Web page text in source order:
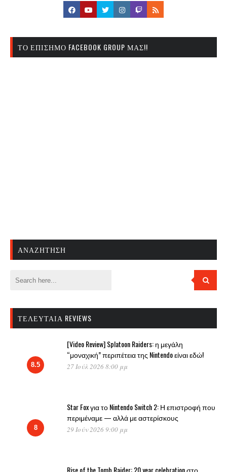
ΤΟ ΕΠΊΣΗΜΟ FACEBOOK GROUP ΜΑΣ!!
ΑΝΑΖΉΤΗΣΗ
ΤΕΛΕΥΤΑΊΑ REVIEWS
8.5
[Video Review] Splatoon Raiders: η μεγάλη
“μοναχική” περιπέτεια της Nintendo είναι εδώ!
27 Ιούλ 2026 8:00 μμ
8
Star Fox για το Nintendo Switch 2: Η επιστροφή που
περιμέναμε — αλλά με αστερίσκους
29 Ιούν 2026 9:00 μμ
Rise of the Tomb Raider: 20 year celebration στο